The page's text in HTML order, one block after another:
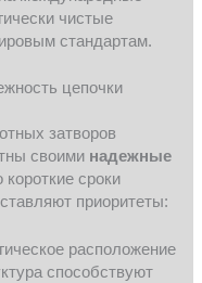
чистые
стандартам.
цепочки
затворов
своими надежные
короткие сроки
приоритеты:
расположение
способствуют